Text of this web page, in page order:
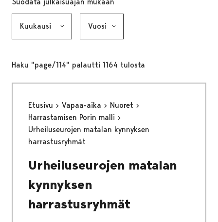
Haku "page/114" palautti 1164 tulosta
Etusivu Vapaa-aika
Nuoret
Harrastamisen Porin malli
Urheiluseurojen matalan kynnyksen
harrastusryhmät
Urheiluseurojen matalan
kynnyksen
harrastusryhmät